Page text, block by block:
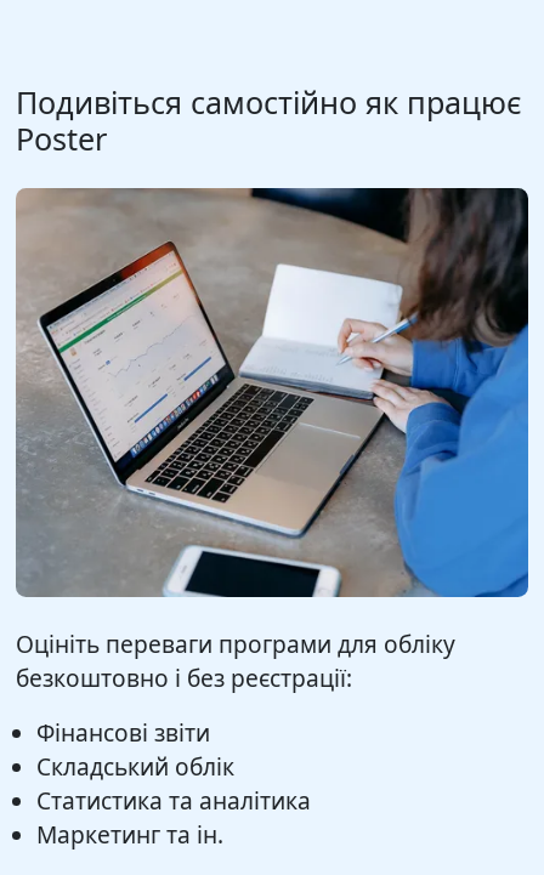
Подивіться самостійно як працює
Poster
Оцініть переваги програми для обліку
безкоштовно і без реєстрації:
Фінансові звіти
Складський облік
Статистика та аналітика
Маркетинг та ін.